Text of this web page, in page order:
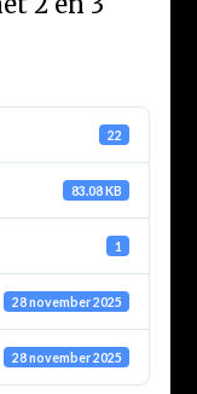
22
83.08 KB
1
28 november 2025
28 november 2025